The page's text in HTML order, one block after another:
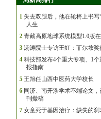
1 失去双腿后，他在轮椅上书写
人生
2 青藏高原地球系统模型1.0版
3 汤涛院士专访王虹：菲尔兹
4 科技部发布4个重大专项、1
报指南
5 王旭任山西中医药大学校长
6 同济、南开涉学术不端论文
刊撤稿
7 女童死于基因治疗：缺失的